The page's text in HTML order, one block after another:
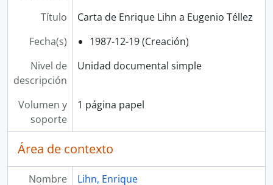
Título
Carta de Enrique Lihn a Eugenio Téllez
Fecha(s)
1987-12-19 (Creación)
Nivel de
descripción
Unidad documental simple
Volumen y
soporte
1 página papel
Área de contexto
Nombre
Lihn, Enrique